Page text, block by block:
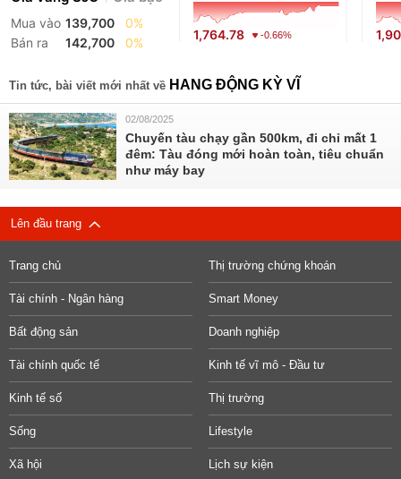
Mua vào 139,700
0%
Bán ra
142,700 0%
1,764.78 -0.66%
Tin tức, bài viết mới nhất về HANG ĐỘNG KỲ VĨ
02/08/2025
Chuyến tàu chạy gần 500km, đi chỉ mất 1
đêm: Tàu đóng mới hoàn toàn, tiêu chuẩn
như máy bay
Lên đầu trang
Trang chủ Thị trường chứng khoán
Tài chính - Ngân hàng Smart Money
Bất động sản Doanh nghiệp
Tài chính quốc tế Kinh tế vĩ mô - Đầu tư
Kinh tế số Thị trường
Sống Lifestyle
Xã hội Lịch sự kiện